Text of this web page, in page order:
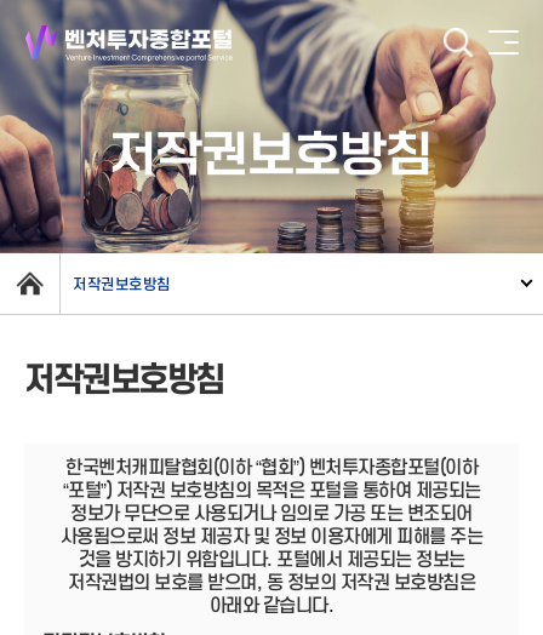
저작권보호방침
저작권보호방침
저작권보호방침
한국벤처캐피탈협회(이하 “협회”) 벤처투자종합포털(이하
“포털”) 저작권 보호방침의 목적은 포털을 통하여 제공되는
정보가 무단으로 사용되거나 임의로 가공 또는 변조되어
사용됨으로써 정보 제공자 및 정보 이용자에게 피해를 주는
것을 방지하기 위함입니다. 포털에서 제공되는 정보는
저작권법의 보호를 받으며, 동 정보의 저작권 보호방침은
아래와 같습니다.